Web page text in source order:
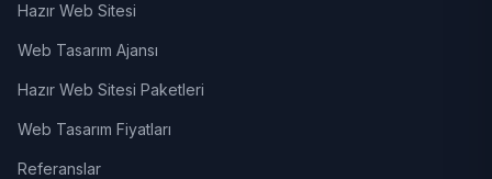
Hazır Web Sitesi
Web Tasarım Ajansı
Hazır Web Sitesi Paketleri
Web Tasarım Fiyatları
Referanslar